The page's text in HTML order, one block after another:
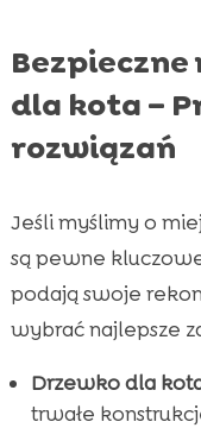
dla kota –
rozwiązań
Jeśli myślimy o
są pewne
podają swoje
wybrać najlepsze
Drzewko dla
trwałe